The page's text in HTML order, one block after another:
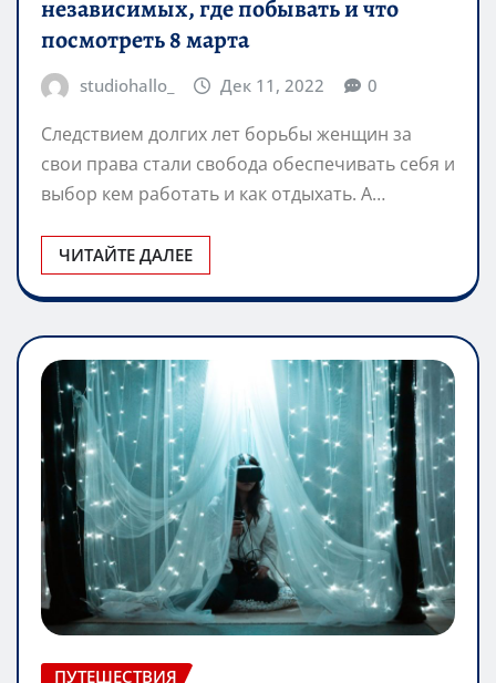
независимых, где побывать и что
посмотреть 8 марта
studiohallo_ Дек 11, 2022 0
Следствием долгих лет борьбы женщин за
свои права стали свобода обеспечивать себя и
выбор кем работать и как отдыхать. А…
ЧИТАЙТЕ ДАЛЕЕ
ПУТЕШЕСТВИЯ